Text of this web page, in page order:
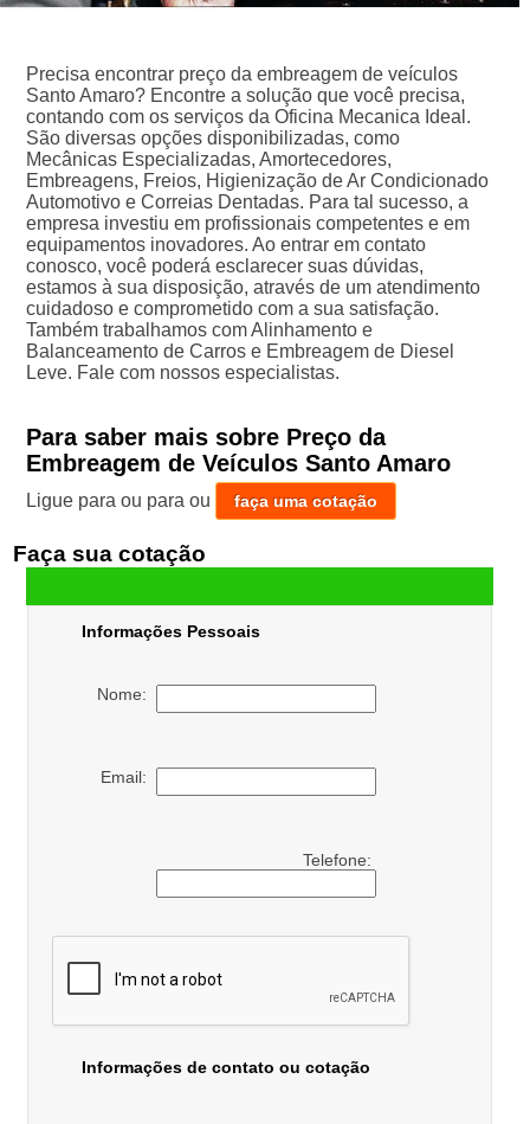
Precisa encontrar preço da embreagem de veículos
Santo Amaro? Encontre a solução que você precisa,
contando com os serviços da Oficina Mecanica Ideal.
São diversas opções disponibilizadas, como
Mecânicas Especializadas, Amortecedores,
Embreagens, Freios, Higienização de Ar Condicionado
Automotivo e Correias Dentadas. Para tal sucesso, a
empresa investiu em profissionais competentes e em
equipamentos inovadores. Ao entrar em contato
conosco, você poderá esclarecer suas dúvidas,
estamos à sua disposição, através de um atendimento
cuidadoso e comprometido com a sua satisfação.
Também trabalhamos com Alinhamento e
Balanceamento de Carros e Embreagem de Diesel
Leve. Fale com nossos especialistas.
Para saber mais sobre Preço da
Embreagem de Veículos Santo Amaro
Ligue para ou para ou faça uma cotação
Faça sua cotação
Informações Pessoais
Nome:
Email:
Telefone:
Informações de contato ou cotação